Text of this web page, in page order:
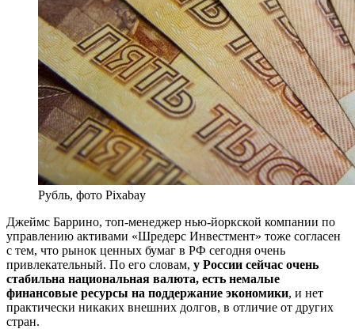
Рубль, фото Pixabay
Джеймс Баррино, топ-менеджер нью-йоркской компании по
управлению активами «Шредерс Инвестмент» тоже согласен
с тем, что рынок ценных бумаг в РФ сегодня очень
привлекательный. По его словам, у России сейчас очень
стабильна национальная валюта, есть немалые
финансовые ресурсы на поддержание экономики, и нет
практически никаких внешних долгов, в отличие от других
стран.